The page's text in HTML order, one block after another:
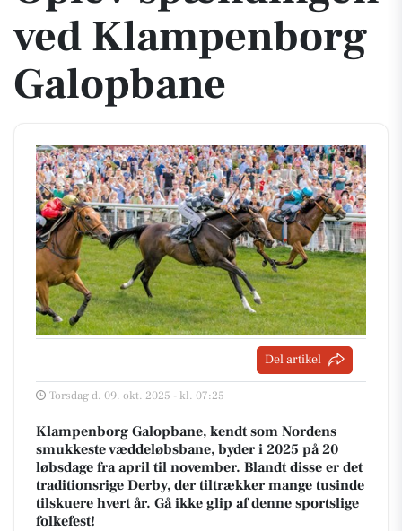
ved Klampenborg
Galopbane
Del artikel
Torsdag d. 09. okt. 2025 - kl. 07:25
Klampenborg Galopbane, kendt som Nordens
smukkeste væddeløbsbane, byder i 2025 på 20
løbsdage fra april til november. Blandt disse er det
traditionsrige Derby, der tiltrækker mange tusinde
tilskuere hvert år. Gå ikke glip af denne sportslige
folkefest!